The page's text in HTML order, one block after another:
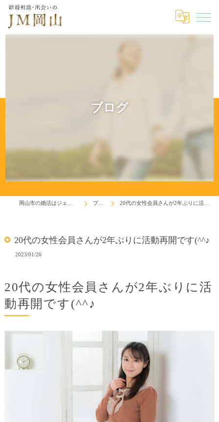
ブログ
ブログ 20代の女性会員さんが2年ぶりに活動再開です(^^♪
20代の女性会員さんが2年ぶりに活動再開です(^^♪
2023/01/26
20代の女性会員さんが2年ぶりに活
動再開です(^^♪